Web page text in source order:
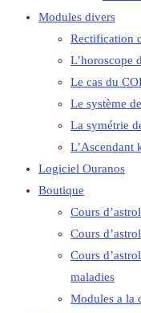
Modules divers
Rectification
L’horoscope
Le cas du
Le système
La symétrie
L’Ascendant
Logiciel Ouranos
Boutique
Cours
Cours
Cours
maladies
Modules a la